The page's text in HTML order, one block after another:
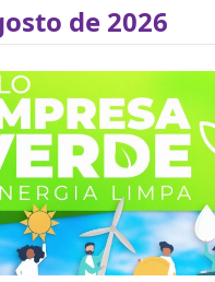
de 2026